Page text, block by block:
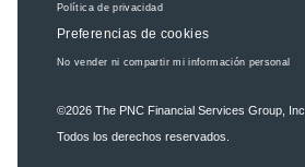
Política de privacidad
Preferencias de cookies
No vender ni compartir mi información personal
©2026 The PNC Financial Services Group, Inc.
Todos los derechos reservados.